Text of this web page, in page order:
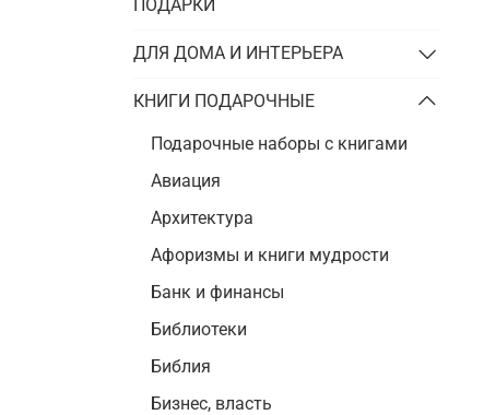
Подарки энергетику
ПОДАРКИ
ДЛЯ ДОМА И ИНТЕРЬЕРА
КНИГИ ПОДАРОЧНЫЕ
Подарочные наборы с книгами
Авиация
Архитектура
Афоризмы и книги мудрости
Банк и финансы
Библиотеки
Библия
Бизнес, власть